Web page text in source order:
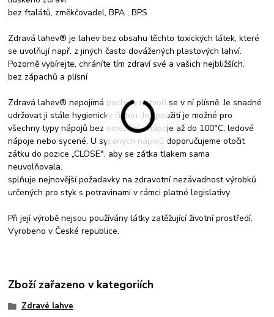
bez ftalátů, změkčovadel, BPA , BPS
Zdravá lahev® je lahev bez obsahu těchto toxických látek, které
se uvolňují např. z jiných často dovážených plastových lahví.
Pozorně vybírejte, chráníte tím zdraví své a vašich nejbližších.
bez zápachů a plísní
Zdravá lahev® nepojímá pachy a netvoří se v ní plísně. Je snadné
udržovat ji stále hygienicky čistou. Její použití je možné pro
všechny typy nápojů bez omezení - nápoje až do 100°C, ledové
nápoje nebo sycené. U sycených nápojů doporučujeme otočit
zátku do pozice „CLOSE", aby se zátka tlakem sama
neuvolňovala.
splňuje nejnovější požadavky na zdravotní nezávadnost výrobků
určených pro styk s potravinami v rámci platné legislativy
Při její výrobě nejsou používány látky zatěžující životní prostředí.
Vyrobeno v České republice.
Zboží zařazeno v kategoriích
Zdravé lahve